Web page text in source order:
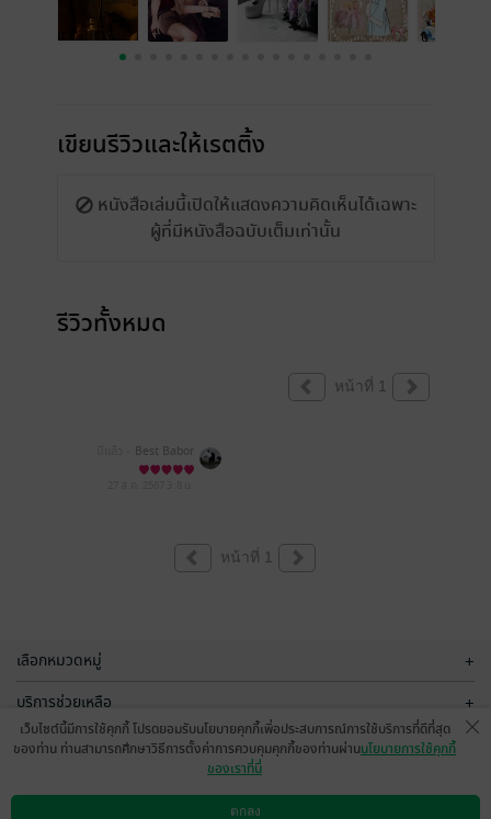
เขียนรีวิวและให้เรตติ้ง
หนังสือเล่มนี้เปิดให้แสดงความคิดเห็นได้เฉพาะ
ผู้ที่มีหนังสือฉบับเต็มเท่านั้น
รีวิวทั้งหมด
หน้าที่ 1
Best Babor
หน้าที่ 1
เลือกหมวดหมู่ +
บริการช่วยเหลือ +
เกี่ยวกับเรา
เว็บไซต์นี้มีการใช้คุกกี้ โปรดยอมรับนโยบายคุกกี้เพื่อประสบการณ์การใช้บริการที่ดีที่สุด
ของท่าน ท่านสามารถศึกษาวิธีการตั้งค่าการควบคุมคุกกี้ของท่านผ่านนโยบายการใช้คุกกี้
ของเราที่นี่
ตกลง